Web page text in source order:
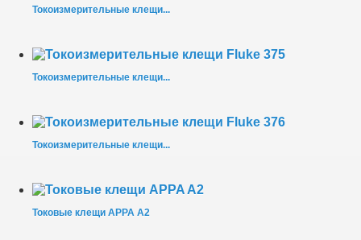
Токоизмерительные клещи...
Токоизмерительные клещи...
Токоизмерительные клещи...
Токовые клещи APPA A2